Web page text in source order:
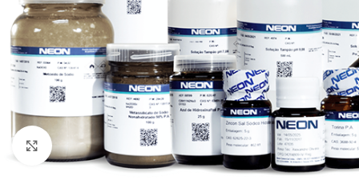
Clique para ampliar